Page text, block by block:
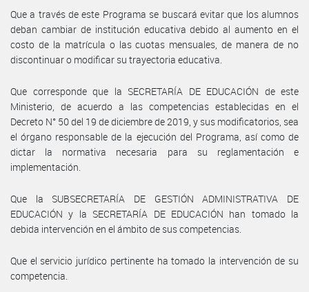
Que a través de este Programa se buscará evitar que los alumnos
deban cambiar de institución educativa debido al aumento en el
costo de la matrícula o las cuotas mensuales, de manera de no
discontinuar o modificar su trayectoria educativa.
Que corresponde que la SECRETARÍA DE EDUCACIÓN de este
Ministerio, de acuerdo a las competencias establecidas en el
Decreto N° 50 del 19 de diciembre de 2019, y sus modificatorios, sea
el órgano responsable de la ejecución del Programa, así como de
dictar la normativa necesaria para su reglamentación e
implementación.
Que la SUBSECRETARÍA DE GESTIÓN ADMINISTRATIVA DE
EDUCACIÓN y la SECRETARÍA DE EDUCACIÓN han tomado la
debida intervención en el ámbito de sus competencias.
Que el servicio jurídico pertinente ha tomado la intervención de su
competencia.